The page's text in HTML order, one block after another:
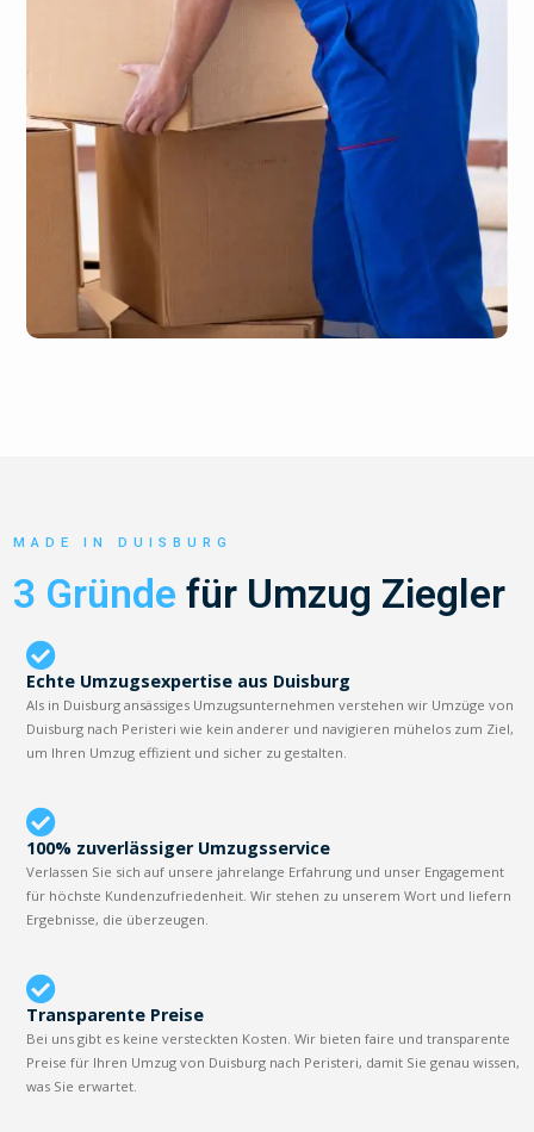
MADE IN DUISBURG
3 Gründe für Umzug Ziegler
Echte Umzugsexpertise aus Duisburg
Als in Duisburg ansässiges Umzugsunternehmen verstehen wir Umzüge von
Duisburg nach Peristeri wie kein anderer und navigieren mühelos zum Ziel,
um Ihren Umzug effizient und sicher zu gestalten.
100% zuverlässiger Umzugsservice
Verlassen Sie sich auf unsere jahrelange Erfahrung und unser Engagement
für höchste Kundenzufriedenheit. Wir stehen zu unserem Wort und liefern
Ergebnisse, die überzeugen.
Transparente Preise
Bei uns gibt es keine versteckten Kosten. Wir bieten faire und transparente
Preise für Ihren Umzug von Duisburg nach Peristeri, damit Sie genau wissen,
was Sie erwartet.